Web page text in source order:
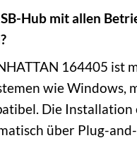
Hub mit allen
164405 ist
wie Windows,
Die
über Plug-